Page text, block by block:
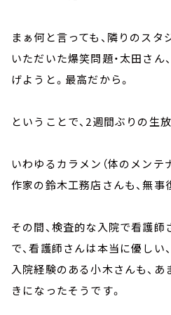
まぁ何と言っても、隣りのス
いただいた爆笑問題・太田さん
げようと。最高だから。
ということで、2週間ぶりの生放
いわゆるカラメン（体のメンテ
作家の鈴木工務店さんも、無事
その間、検査的な入院で看護
で、看護師さんは本当に優しい
入院経験のある小木さんも、あ
きになったそうです。